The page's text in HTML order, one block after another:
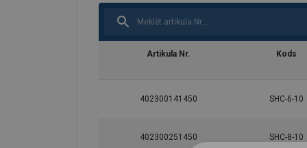
Artikula Nr. Kods
402300141450 SHC-6-10
402300251450 SHC-8-10